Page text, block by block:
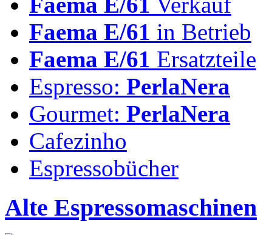
Faema E/61 in Betrieb
Faema E/61 Ersatzteile
Espresso: PerlaNera
Gourmet: PerlaNera
Cafezinho
Espressobücher
Alte Espressomaschinen